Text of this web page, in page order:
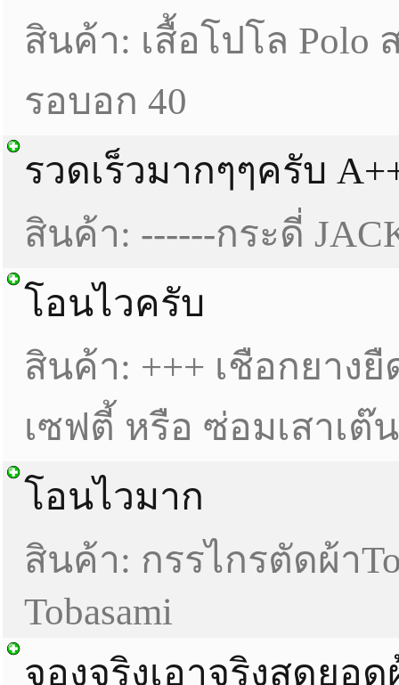
สินค้า: เสื้อโปโล Polo
รอบอก 40
รวดเร็วมากๆๆครับ
สินค้า: ------กระดี่
โอนไวครับ
สินค้า: +++ เชือกยาง
เซฟตี้ หรือ ซ่อมเสาเต๊
โอนไวมาก
สินค้า: กรรไกรตัดผ้า
Tobasami
จองจริงเอาจริงสุดยอ